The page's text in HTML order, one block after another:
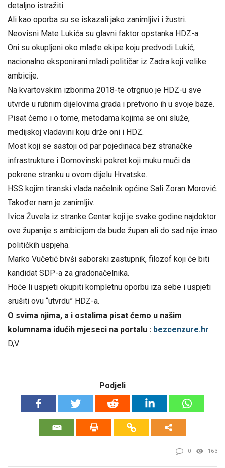
detaljno istražiti.
Ali kao oporba su se iskazali jako zanimljivi i žustri.
Neovisni Mate Lukića su glavni faktor opstanka HDZ-a.
Oni su okupljeni oko mlađe ekipe koju predvodi Lukić,
nacionalno eksponirani mladi političar iz Zadra koji velike
ambicije.
Na kvartovskim izborima 2018-te otrgnuo je HDZ-u sve
utvrde u rubnim dijelovima grada i pretvorio ih u svoje baze.
Pisat ćemo i o tome, metodama kojima se oni služe,
medijskoj vladavini koju drže oni i HDZ.
Most koji se sastoji od par pojedinaca bez stranačke
infrastrukture i Domovinski pokret koji muku muči da
pokrene stranku u ovom dijelu Hrvatske.
HSS kojim tiranski vlada načelnik općine Sali Zoran Morović.
Također nam je zanimljiv.
Ivica Žuvela iz stranke Centar koji je svake godine najdoktor
ove županije s ambicijom da bude župan ali do sad nije imao
političkih uspjeha.
Marko Vučetić bivši saborski zastupnik, filozof koji će biti
kandidat SDP-a za gradonačelnika.
Hoće li uspjeti okupiti kompletnu oporbu iza sebe i uspjeti
srušiti ovu “utvrdu” HDZ-a.
O svima njima, a i ostalima pisat ćemo u našim
kolumnama idućih mjeseci na portalu : bezcenzure.hr
D,V
Podjeli
0 163